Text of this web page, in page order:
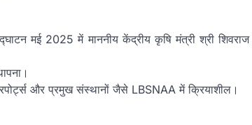
मई 2025 में माननीय केंद्रीय कृषि मंत्री श्री
और प्रमुख संस्थानों जैसे LBSNAA में क्रियाशील।